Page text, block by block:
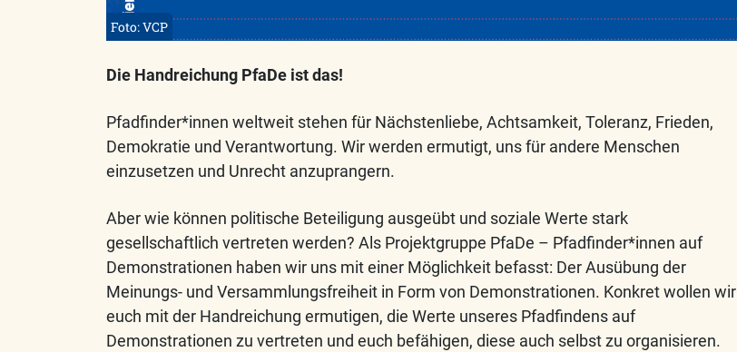
Foto: VCP
Die Handreichung PfaDe ist das!
Pfadfinder*innen weltweit stehen für Nächstenliebe, Achtsamkeit, Toleranz, Frieden,
Demokratie und Verantwortung. Wir werden ermutigt, uns für andere Menschen
einzusetzen und Unrecht anzuprangern.
Aber wie können politische Beteiligung ausgeübt und soziale Werte stark
gesellschaftlich vertreten werden? Als Projektgruppe PfaDe – Pfadfinder*innen auf
Demonstrationen haben wir uns mit einer Möglichkeit befasst: Der Ausübung der
Meinungs- und Versammlungsfreiheit in Form von Demonstrationen. Konkret wollen wir
euch mit der Handreichung ermutigen, die Werte unseres Pfadfindens auf
Demonstrationen zu vertreten und euch befähigen, diese auch selbst zu organisieren.